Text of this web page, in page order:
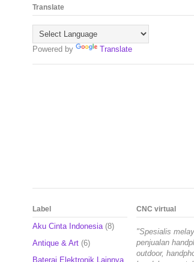
Translate
Powered by Translate
Label
Aku Cinta Indonesia (8)
Antique & Art (6)
Baterai Elektronik Lainnya
CNC virtual
"Spesialis
penjualan
outdoor,